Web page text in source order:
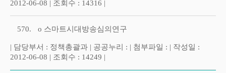
2012-06-08 | 조회수 : 14316 |
570. o 스마트시대방송심의연구
| 담당부서 : 정책총괄과 | 공공누리 : | 첨부파일 : | 작성일 :
2012-06-08 | 조회수 : 14249 |